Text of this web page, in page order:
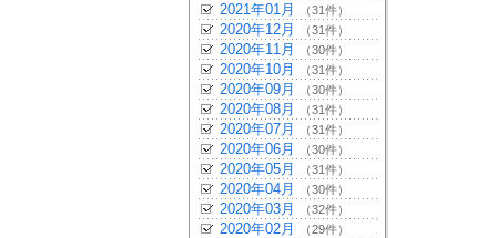
2021年01月 （31件）
2020年12月 （31件）
2020年11月 （30件）
2020年10月 （31件）
2020年09月 （30件）
2020年08月 （31件）
2020年07月 （31件）
2020年06月 （30件）
2020年05月 （31件）
2020年04月 （30件）
2020年03月 （32件）
2020年02月 （29件）